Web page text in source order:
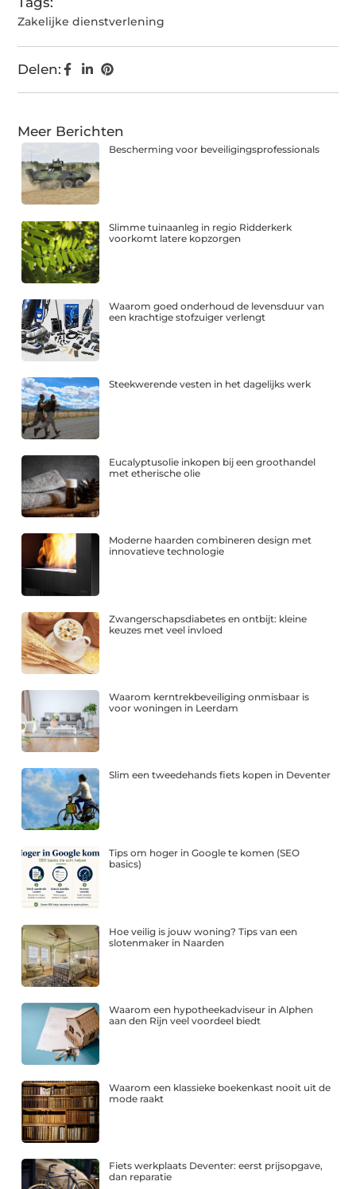
Zakelijke dienstverlening
Delen:
Meer Berichten
Bescherming voor beveiligingsprofessionals
Slimme tuinaanleg in regio Ridderkerk
voorkomt latere kopzorgen
Waarom goed onderhoud de levensduur van
een krachtige stofzuiger verlengt
Steekwerende vesten in het dagelijks werk
Eucalyptusolie inkopen bij een groothandel
met etherische olie
Moderne haarden combineren design met
innovatieve technologie
Zwangerschapsdiabetes en ontbijt: kleine
keuzes met veel invloed
Waarom kerntrekbeveiliging onmisbaar is
voor woningen in Leerdam
Slim een tweedehands fiets kopen in Deventer
Tips om hoger in Google te komen (SEO
basics)
Hoe veilig is jouw woning? Tips van een
slotenmaker in Naarden
Waarom een hypotheekadviseur in Alphen
aan den Rijn veel voordeel biedt
Waarom een klassieke boekenkast nooit uit de
mode raakt
Fiets werkplaats Deventer: eerst prijsopgave,
dan reparatie